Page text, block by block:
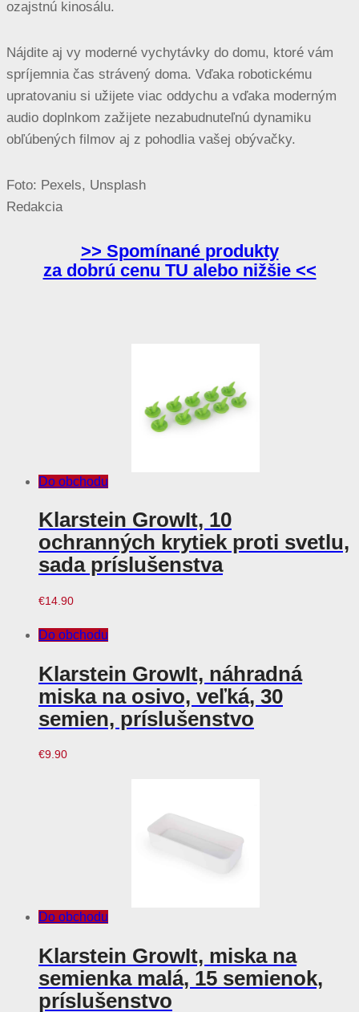
ozajstnú kinosálu.
Nájdite aj vy moderné vychytávky do domu, ktoré vám
spríjemnia čas strávený doma. Vďaka robotickému
upratovaniu si užijete viac oddychu a vďaka moderným
audio doplnkom zažijete nezabudnuteľnú dynamiku
obľúbených filmov aj z pohodlia vašej obývačky.
Foto: Pexels, Unsplash
Redakcia
>> Spomínané produkty
za dobrú cenu TU alebo nižšie <<
Do obchodu
Klarstein GrowIt, 10
ochranných krytiek proti svetlu,
sada príslušenstva
€14.90
Do obchodu
Klarstein GrowIt, náhradná
miska na osivo, veľká, 30
semien, príslušenstvo
€9.90
Do obchodu
Klarstein GrowIt, miska na
semienka malá, 15 semienok,
príslušenstvo